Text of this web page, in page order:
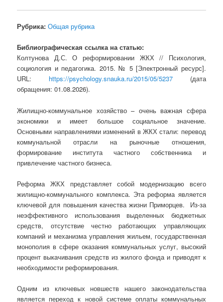
Рубрика: Общая рубрика
Библиографическая ссылка на статью:
Колтунова Д.С. О реформировании ЖКХ // Психология,
социология и педагогика. 2015. № 5 [Электронный ресурс].
URL: https://psychology.snauka.ru/2015/05/5237 (дата
обращения: 01.08.2026).
Жилищно-коммунальное хозяйство – очень важная сфера
экономики и имеет большое социальное значение.
Основными направлениями изменений в ЖКХ стали: перевод
коммунальной отрасли на рыночные отношения,
формирование института частного собственника и
привлечение частного бизнеса.
Реформа ЖКХ представляет собой модернизацию всего
жилищно-коммунального комплекса. Эта реформа является
ключевой для повышения качества жизни Приморцев. Из-за
неэффективного использования выделенных бюджетных
средств, отсутствие честно работающих управляющих
компаний и механизма управления жильем, государственная
монополия в сфере оказания коммунальных услуг, высокий
процент выкачивания средств из жилого фонда и приводят к
необходимости реформирования.
Одним из ключевых новшеств нашего законодательства
является переход к новой системе оплаты коммунальных